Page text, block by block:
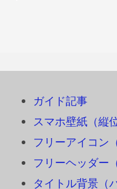
ガイド記事
スマホ壁紙（縦
フリーアイコン
フリーヘッダー
タイトル背景（